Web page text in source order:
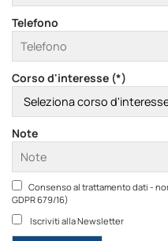
Telefono
Corso d'interesse (*)
Note
Consenso al trattamento dati -
GDPR 679/16)
Iscriviti alla Newsletter